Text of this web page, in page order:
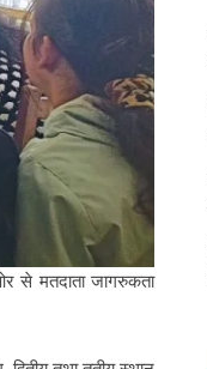
से मतदाता जागरुकता